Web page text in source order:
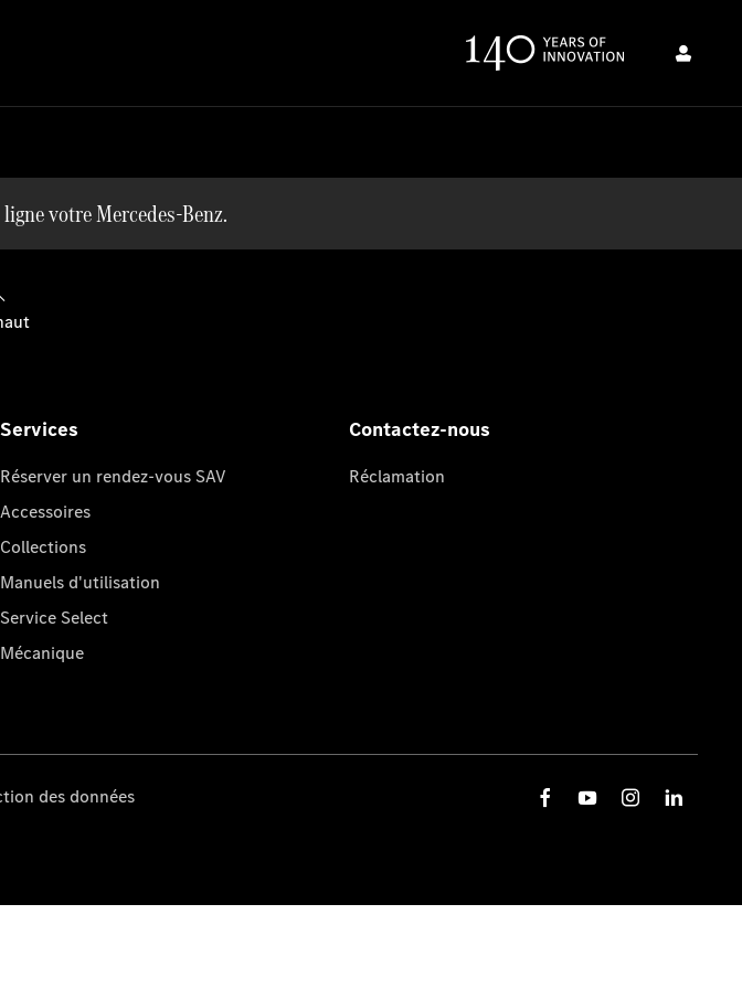
votre Mercedes-Benz.
Services
Réserver un rendez-vous SAV
Accessoires
Collections
Manuels d'utilisation
Service Select
Mécanique
Contactez-nous
Réclamation
des données